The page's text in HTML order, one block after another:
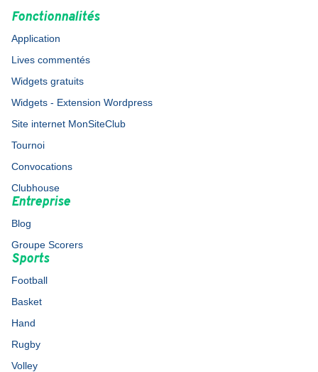
Fonctionnalités
Application
Lives commentés
Widgets gratuits
Widgets - Extension Wordpress
Site internet MonSiteClub
Tournoi
Convocations
Clubhouse
Entreprise
Blog
Groupe Scorers
Sports
Football
Basket
Hand
Rugby
Volley